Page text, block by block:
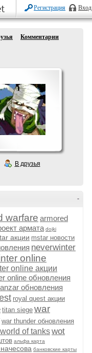
Регистрация Вход
Комментарии
В друзья
-
warfare armored
армата dojki
акции mstar новости
neverwinter
online
online акции
online обновления
обновления
royal quest акции
titan siege war
war thunder обновления
world of tankswot
альфа карта
банковские карты